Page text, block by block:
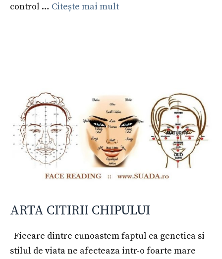
control … Citește mai mult
ARTA CITIRII CHIPULUI
Fiecare dintre cunoastem faptul ca genetica si
stilul de viata ne afecteaza intr-o foarte mare